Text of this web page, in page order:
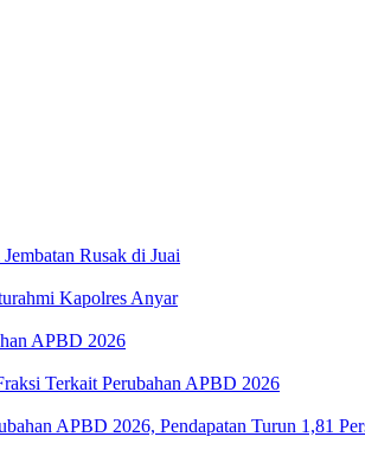
Rusak di Juai
Kapolres Anyar
APBD 2026
Terkait Perubahan APBD 2026
APBD 2026, Pendapatan Turun 1,81